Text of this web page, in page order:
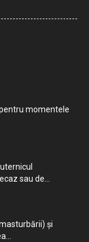
momentele
sau de...
şi